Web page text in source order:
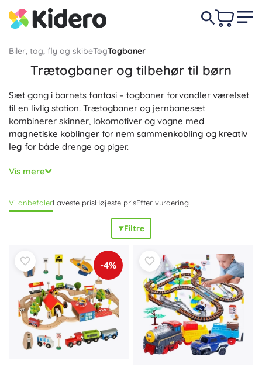
Biler, tog, fly og skibeTogTogbaner
Trætogbaner og tilbehør til børn
Sæt gang i barnets fantasi – togbaner forvandler værelset
til en livlig station. Trætogbaner og jernbanesæt
kombinerer skinner, lokomotiver og vogne med
magnetiske koblinger for nem sammenkobling og kreativ
leg for både drenge og piger.
Vælg et startsæt, eller byg en omfattende bane af
træskinner, sporskifter, broer og tunneler. Kvalitetstræ,
og lang levetid. Det modulære system ogkompatible
muliggør fri kombination og gradvis supplering
med tilbehør. En togbanesæt udvikler
samarbejdehos børn fra 3 år. I sortimentet
finder du tilbehør som stationer, depoter, kraner, signaler,
kryds og tematiske sæt – alt til realistiske jernbaneeventyr.
Takket være standardsporvidde oguniverselle magneter
er trætogbaner ofteindbyrdes kompatible og nemme at
udvide.
Vis mere
Vi anbefalerLaveste prisHøjeste prisEfter vurdering
Filtre
-4%